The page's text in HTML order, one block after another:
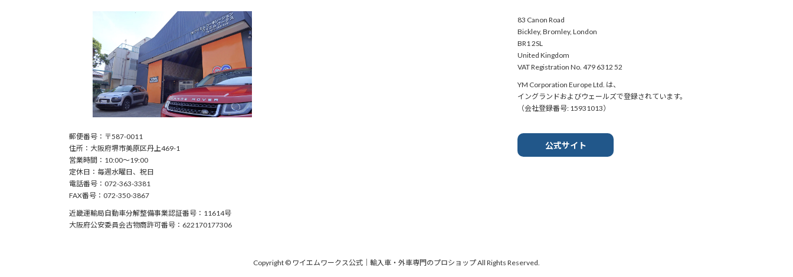
郵便番号：〒587-0011
住所：大阪府堺市美原区丹上469-1
営業時間：10:00〜19:00
定休日：毎週水曜日、祝日
電話番号：072-363-3381
FAX番号：072-350-3867
近畿運輸局自動車分解整備事業認証番号：11614号
大阪府公安委員会古物商許可番号：622170177306
83 Canon Road
Bickley, Bromley, London
BR1 2SL
United Kingdom
VAT Registration No. 479 6312 52
YM Corporation Europe Ltd. は、
イングランドおよびウェールズで登録されています。
（会社登録番号: 15931013）
公式サイト
Copyright © ワイエムワークス公式｜輸入車・外車専門のプロショップ All Rights Reserved.